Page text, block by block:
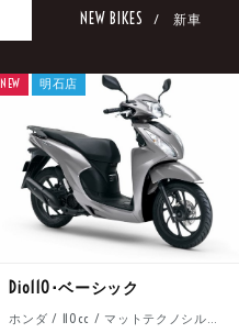
NEW BIKES / 新車
Dio110･ベーシック
ホンダ / 110cc / マットテクノシルバーメタリック
NEW 明石店